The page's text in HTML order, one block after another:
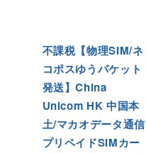
不課税【物理SIM/ネ
コポスゆうパケット
発送】China
Unicom HK 中国本
土/マカオデータ通信
プリペイドSIMカー